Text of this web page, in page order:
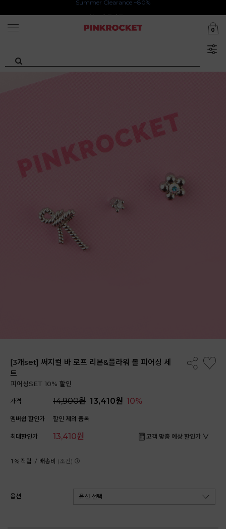
0
[3개set] 써지컬 바 로프 리본&플라워 볼 피어싱 세
트
피어싱SET 10% 할인
가격 14,900원 13,410원 10%
멤버쉽 할인가 할인 제외 품목
최대할인가 13,410원 고객 맞춤 예상 할인가
1 % 적립 / 배송비 (조건)
옵션